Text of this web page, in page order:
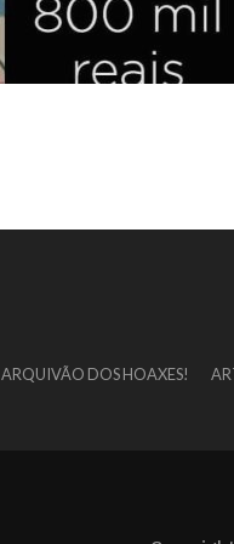
ARQUIVÃO DOS HOAXES!